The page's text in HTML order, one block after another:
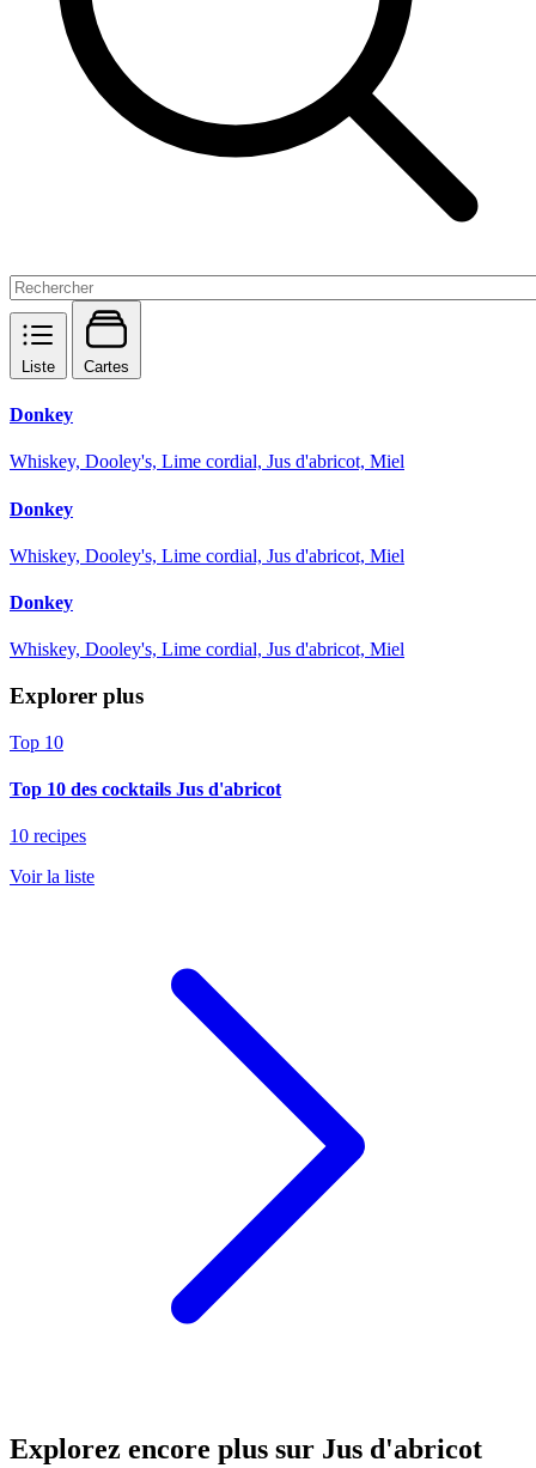
Liste Cartes
Donkey
Whiskey, Dooley's, Lime cordial, Jus d'abricot, Miel
Donkey
Whiskey, Dooley's, Lime cordial, Jus d'abricot, Miel
Donkey
Whiskey, Dooley's, Lime cordial, Jus d'abricot, Miel
Explorer plus
Top 10
Top 10 des cocktails Jus d'abricot
10 recipes
Voir la liste
Explorez encore plus sur Jus d'abricot